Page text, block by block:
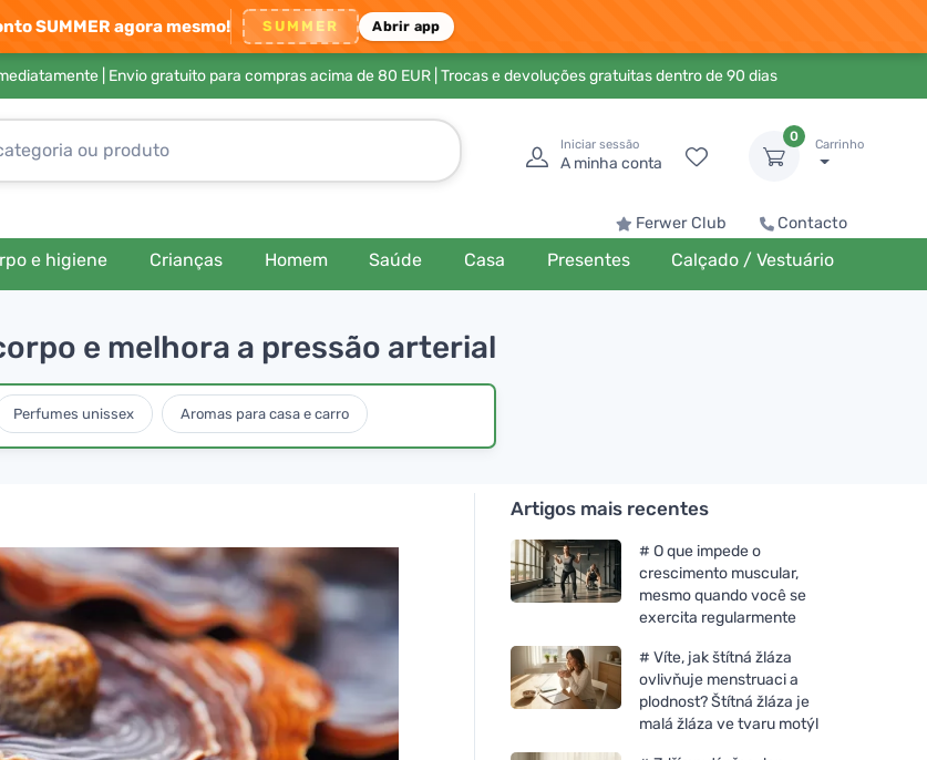
SUMMER agora mesmo! SUMMER Abrir app
| Envio gratuito para compras acima de 80 EUR| Trocas e devoluções gratuitas dentro de 90 dias
Iniciar sessão
A minha conta
0
Carrinho
Ferwer Club Contacto
e higiene Crianças Homem Saúde Casa Presentes Calçado / Vestuário
e melhora a pressão arterial
Perfumes unissex Aromas para casa e carro
Artigos mais recentes
# O que impede o
crescimento muscular,
mesmo quando você se
exercita regularmente
# Víte, jak štítná žláza
ovlivňuje menstruaci a
plodnost? Štítná žláza je
malá žláza ve tvaru motýl